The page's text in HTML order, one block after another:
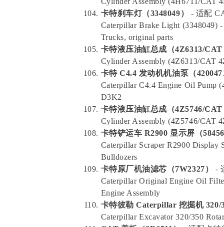
卡特刹车灯（3348049）
- 适配
Caterpillar Brake Light (3348049)
Trucks, original parts
卡特液压油缸总成（4Z6313/CAT
Cylinder Assembly (4Z6313/CAT
卡特 C4.4 发动机机油泵（
Caterpillar C4.4 Engine Oil Pump
D3K2
卡特液压油缸总成（4Z5746/CAT
Cylinder Assembly (4Z5746/CAT
卡特铲运车 R2900 显示屏（
Caterpillar Scraper R2900 Display
Bulldozers
卡特原厂机油滤芯（7W2327）
-
Caterpillar Original Engine Oil
Engine Assembly
卡特彼勒 Caterpillar 挖掘机 320/
Caterpillar Excavator 320/350